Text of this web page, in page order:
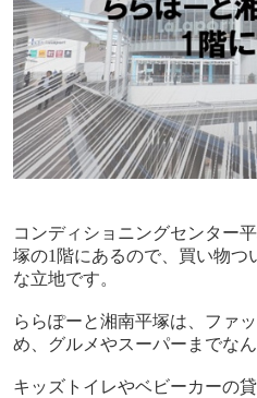
コンディショニングセンター
塚の1 階にあるので、買い物つ
な立地です。
ららぽーと湘南平塚は、ファ
め、グルメやスーパーまでな
キッズトイレやベビーカーの